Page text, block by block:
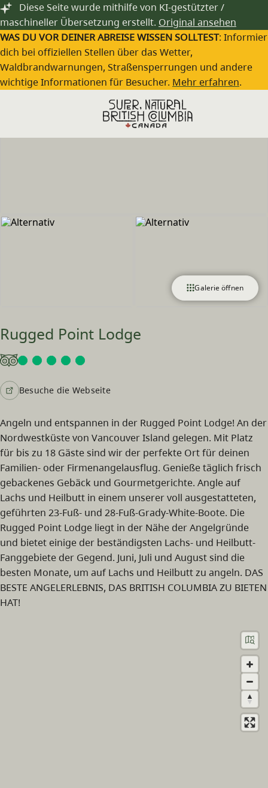
Zum Hauptinhalt springen
Diese Seite wurde mithilfe von KI-gestützter /
maschineller Übersetzung erstellt. Original ansehen
WAS DU VOR DEINER ABREISE WISSEN SOLLTEST:
dich bei offiziellen Stellen über das Wetter,
Waldbrandwarnungen, Straßensperrungen und andere
wichtige Informationen für Besucher. Mehr erfahren.
Galerie öffnen
Rugged Point Lodge
Besuche die Webseite
Angeln und entspannen in der Rugged Point Lodge! An der
Nordwestküste von Vancouver Island gelegen. Mit Platz
für bis zu 18 Gäste sind wir der perfekte Ort für deinen
Familien- oder Firmenangelausflug. Genieße täglich frisch
gebackenes Gebäck und Gourmetgerichte. Angle auf
Lachs und Heilbutt in einem unserer voll ausgestatteten,
geführten 23-Fuß- und 28-Fuß-Grady-White-Boote. Die
Rugged Point Lodge liegt in der Nähe der Angelgründe
und bietet einige der beständigsten Lachs- und Heilbutt-
Fanggebiete der Gegend. Juni, Juli und August sind die
besten Monate, um auf Lachs und Heilbutt zu angeln. DAS
BESTE ANGELERLEBNIS, DAS BRITISH COLUMBIA ZU BIETEN
HAT!